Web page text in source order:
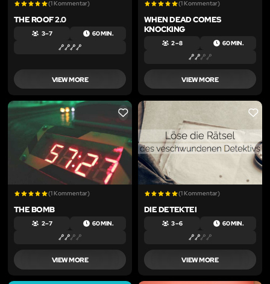
(1 Kommentar)
THE ROOF 2.0
3 – 7 60 MIN.
VIEW MORE
(1 Kommentar)
WHEN DEAD COMES
KNOCKING
2 – 8 60 MIN.
VIEW MORE
LIKE
(1 Kommentar)
THE BOMB
2 – 7 60 MIN.
VIEW MORE
LIKE
(1 Kommentar)
DIE DETEKTEI
3 – 6 60 MIN.
VIEW MORE